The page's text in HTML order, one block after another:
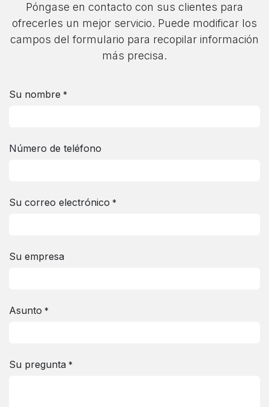
Póngase en contacto con sus clientes para
ofrecerles un mejor servicio. Puede modificar los
campos del formulario para recopilar información
más precisa.
Su nombre *
Número de teléfono
Su correo electrónico *
Su empresa
Asunto *
Su pregunta *